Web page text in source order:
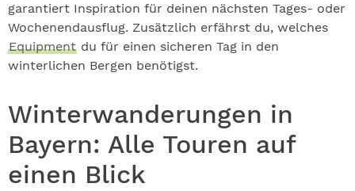
garantiert Inspiration für deinen nächsten Tages- oder
Wochenendausflug. Zusätzlich erfährst du, welches
Equipment du für einen sicheren Tag in den
winterlichen Bergen benötigst.
Winterwanderungen in
Bayern: Alle Touren auf
einen Blick